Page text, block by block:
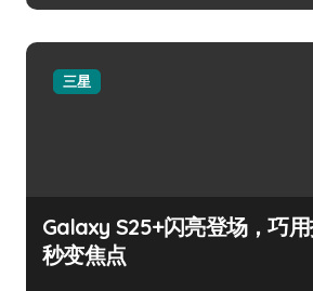
三星
Galaxy S25+闪亮登场，巧
秒变焦点